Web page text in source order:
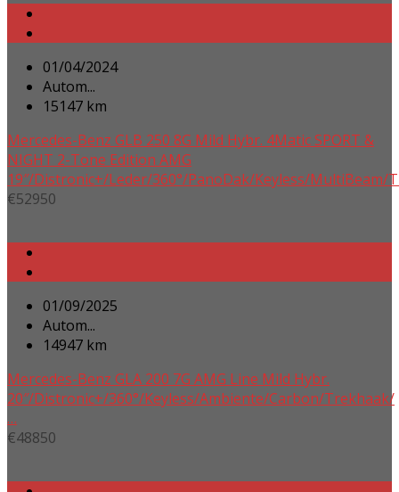
01/04/2024
Autom...
15147 km
Mercedes-Benz GLB 250 8G Mild Hybr. 4Matic SPORT &
NIGHT 2-Tone Edition AMG
19″/Distronic+/Leder/360°/PanoDak/Keyless/MultiBeam/
€52950
01/09/2025
Autom...
14947 km
Mercedes-Benz GLA 200 7G AMG Line Mild Hybr.
20″/Distronic+/360°/Keyless/Ambiente/Carbon/Trekhaak/
…
€48850